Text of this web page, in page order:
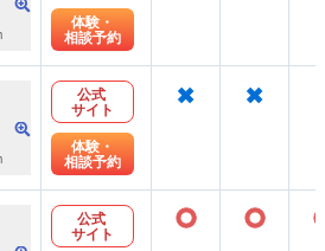
体験・
相談予約
公式
サイト
体験・
相談予約
× ×
公式
サイト
○ ○